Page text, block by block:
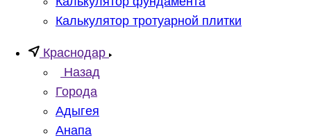
Калькулятор тротуарной плитки
Краснодар
Назад
Города
Адыгея
Анапа